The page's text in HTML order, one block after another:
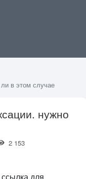
в этом случае
нужно
2 153
для